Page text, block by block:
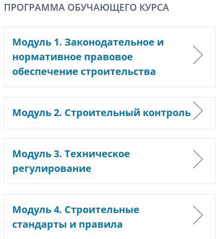
ПРОГРАММА ОБУЧАЮЩЕГО КУРСА
Модуль 1. Законодательное и
нормативное правовое
обеспечение строительства
Модуль 2. Строительный контроль
Модуль 3. Техническое
регулирование
Модуль 4. Строительные
стандарты и правила